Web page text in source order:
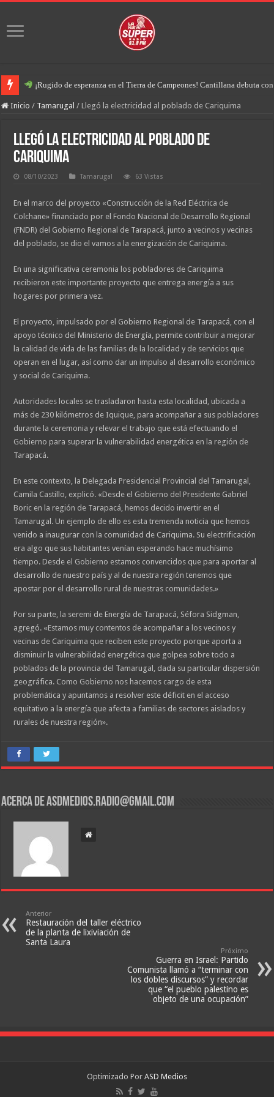
¡Rugido de esperanza en el Tierra de Campeones! Cantillana debuta
Inicio / Tamarugal / Llegó la electricidad al poblado de Cariquima
Llegó la electricidad al poblado de
Cariquima
08/10/2023 Tamarugal 63 Vistas
En el marco del proyecto «Construcción de la Red Eléctrica de
Colchane» financiado por el Fondo Nacional de Desarrollo Regional
(FNDR) del Gobierno Regional de Tarapacá, junto a vecinos y vecinas
del poblado, se dio el vamos a la energización de Cariquima.
En una significativa ceremonia los pobladores de Cariquima
recibieron este importante proyecto que entrega energía a sus
hogares por primera vez.
El proyecto, impulsado por el Gobierno Regional de Tarapacá, con el
apoyo técnico del Ministerio de Energía, permite contribuir a mejorar
la calidad de vida de las familias de la localidad y de servicios que
operan en el lugar, así como dar un impulso al desarrollo económico
y social de Cariquima.
Autoridades locales se trasladaron hasta esta localidad, ubicada a
más de 230 kilómetros de Iquique, para acompañar a sus pobladores
durante la ceremonia y relevar el trabajo que está efectuando el
Gobierno para superar la vulnerabilidad energética en la región de
Tarapacá.
En este contexto, la Delegada Presidencial Provincial del Tamarugal,
Camila Castillo, explicó. «Desde el Gobierno del Presidente Gabriel
Boric en la región de Tarapacá, hemos decido invertir en el
Tamarugal. Un ejemplo de ello es esta tremenda noticia que hemos
venido a inaugurar con la comunidad de Cariquima. Su electrificación
era algo que sus habitantes venían esperando hace muchísimo
tiempo. Desde el Gobierno estamos convencidos que para aportar al
desarrollo de nuestro país y al de nuestra región tenemos que
apostar por el desarrollo rural de nuestras comunidades.»
Por su parte, la seremi de Energía de Tarapacá, Séfora Sidgman,
agregó. «Estamos muy contentos de acompañar a los vecinos y
vecinas de Cariquima que reciben este proyecto porque aporta a
disminuir la vulnerabilidad energética que golpea sobre todo a
poblados de la provincia del Tamarugal, dada su particular dispersión
geográfica. Como Gobierno nos hacemos cargo de esta
problemática y apuntamos a resolver este déficit en el acceso
equitativo a la energía que afecta a familias de sectores aislados y
rurales de nuestra región».
Acerca de asdmedios.radio@gmail.com
Anterior
Restauración del taller eléctrico
de la planta de lixiviación de
Santa Laura
Próximo
Guerra en Israel: Partido
Comunista llamó a “terminar con
los dobles discursos” y recordar
que “el pueblo palestino es
objeto de una ocupación”
Optimizado Por ASD Medios